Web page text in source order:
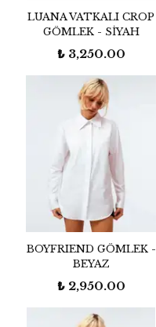
LUANA VATKALI CROP
GÖMLEK - SİYAH
₺ 3,250.00
BOYFRIEND GÖMLEK -
BEYAZ
₺ 2,950.00